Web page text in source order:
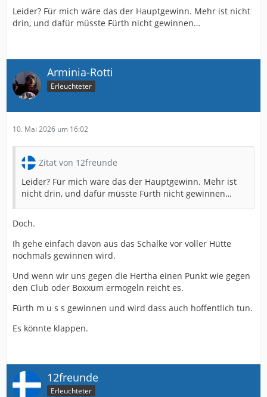
Leider? Für mich wäre das der Hauptgewinn. Mehr ist nicht
drin, und dafür müsste Fürth nicht gewinnen…
Arminia-Rotti
Erleuchteter
10. Mai 2026 um 16:02
Zitat von 12freunde
Leider? Für mich wäre das der Hauptgewinn. Mehr ist
nicht drin, und dafür müsste Fürth nicht gewinnen…
Doch.
Ih gehe einfach davon aus das Schalke vor voller Hütte
nochmals gewinnen wird.
Und wenn wir uns gegen die Hertha einen Punkt wie gegen
den Club oder Boxxum ermogeln reicht es.
Fürth m u s s gewinnen und wird dass auch hoffentlich tun.
Es könnte klappen.
12freunde
Erleuchteter